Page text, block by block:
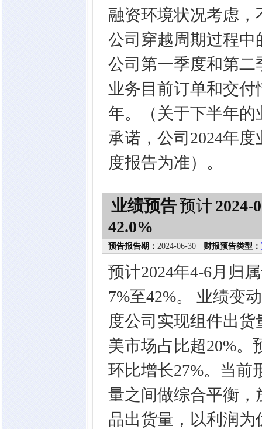
融资环境状况考虑
公司穿越周期过程中
公司第一季度和第
业务目前订单和交
年。（关于下半年
承诺，公司2024年
度报告为准）。
业绩预告预计 2024-
42.0%
预告报告期： 2024-06-30 财报预告类型：
预计2024年4-6月归
7%至42%。 业绩变
度公司实现组件出货
美市场占比超20%。
环比增长27%。当前
量之间做综合平衡
品出货量，以利润